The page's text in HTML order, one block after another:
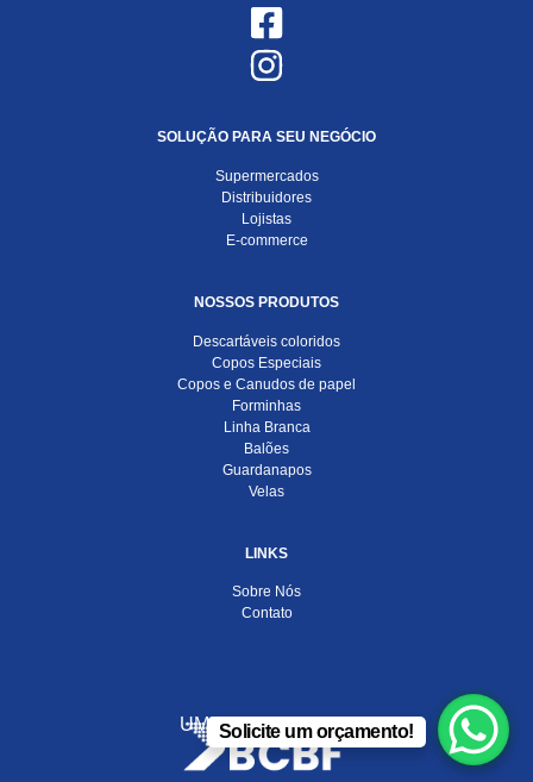
SOLUÇÃO PARA SEU NEGÓCIO
Supermercados
Distribuidores
Lojistas
E-commerce
NOSSOS PRODUTOS
Descartáveis coloridos
Copos Especiais
Copos e Canudos de papel
Forminhas
Linha Branca
Balões
Guardanapos
Velas
LINKS
Sobre Nós
Contato
UMA EMPRESA DO
Solicite um orçamento!